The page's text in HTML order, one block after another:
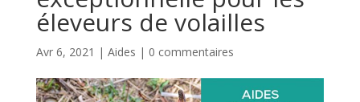
éleveurs de volailles
Avr 6, 2021 | Aides | 0 commentaires